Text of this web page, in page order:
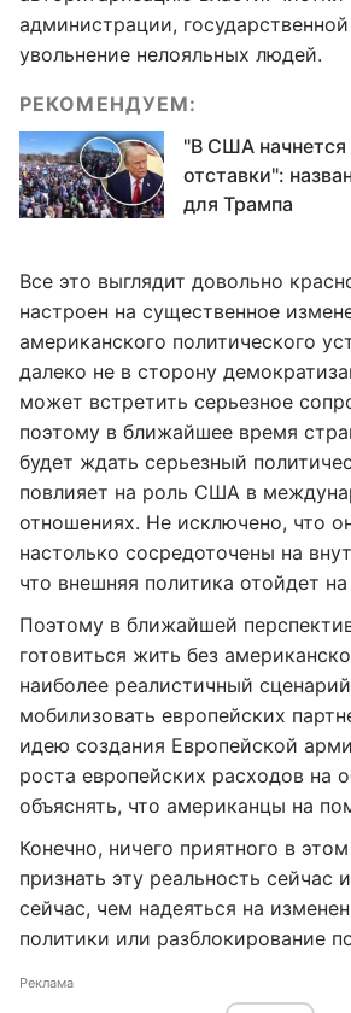
администрации,
увольнение нелояльных людей.
РЕКОМЕНДУЕМ:
"В США начнется
отставки":
для Трампа
Все это выглядит довольно
настроен на существенное
американского политического
далеко не в сторону
может встретить серьезное
поэтому в ближайшее время
будет ждать серьезный
повлияет на роль США в
отношениях. Не исключено, что
настолько сосредоточены на
что внешняя политика отойдет
Поэтому в ближайшей
готовиться жить без
наиболее реалистичный
мобилизовать европейских
идею создания Европейской
роста европейских расходов на
объяснять, что американцы на
Конечно, ничего приятного в
признать эту реальность сейчас
сейчас, чем надеяться на
политики или разблокирование
Реклама